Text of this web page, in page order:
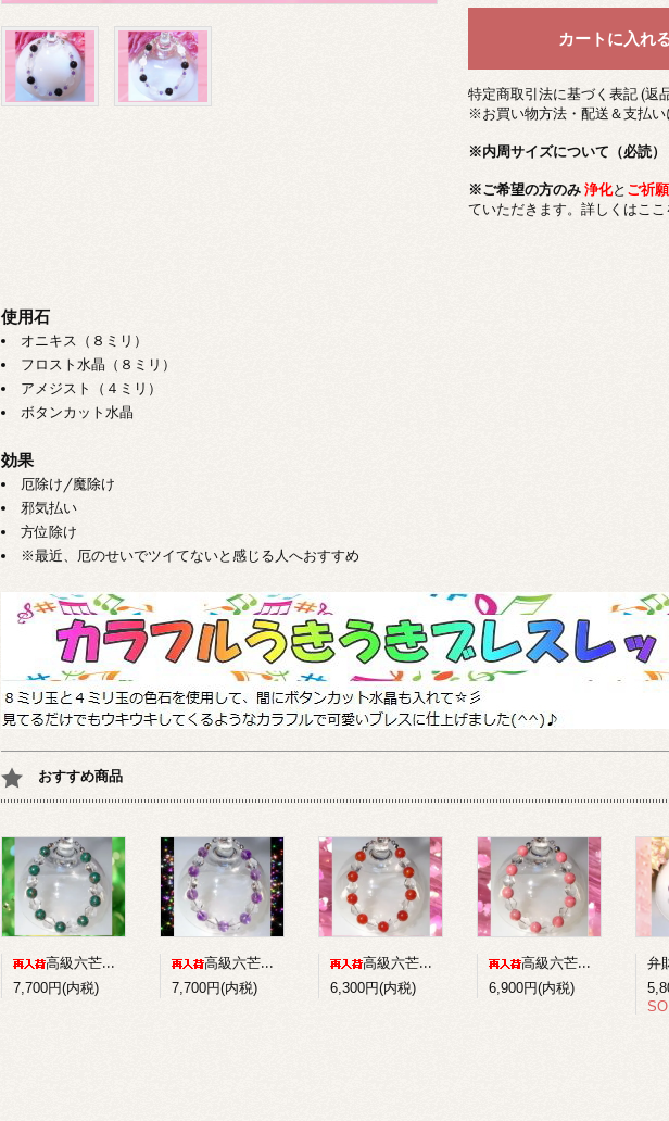
特定商取引法に基づく表記 (返
※お買い物方法・配送＆支払い
※内周サイズについて（必読）
※ご希望の方のみ浄化と ご祈願
ていただきます。詳しくはここ
使用石
オニキス（８ミリ）
フロスト水晶（８ミリ）
アメジスト（４ミリ）
ボタンカット水晶
効果
厄除け/魔除け
邪気払い
方位除け
※最近、厄のせいでツイてないと感じる人へおすすめ
おすすめ商品
高級六芒星水晶+パイライトインマラカイトのコンビブレスレット
7,700円(内税)
高級六芒星水晶+アメジストのコンビブレスレット
7,700円(内税)
高級六芒星水晶+赤メノウのコンビブレスレット
6,300円(内税)
高級六芒星水晶+ロードナイトのコンビブレスレット
6,900円(内税)